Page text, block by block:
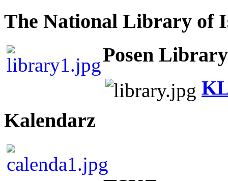
The National Library of
Posen Library
Kalendarz